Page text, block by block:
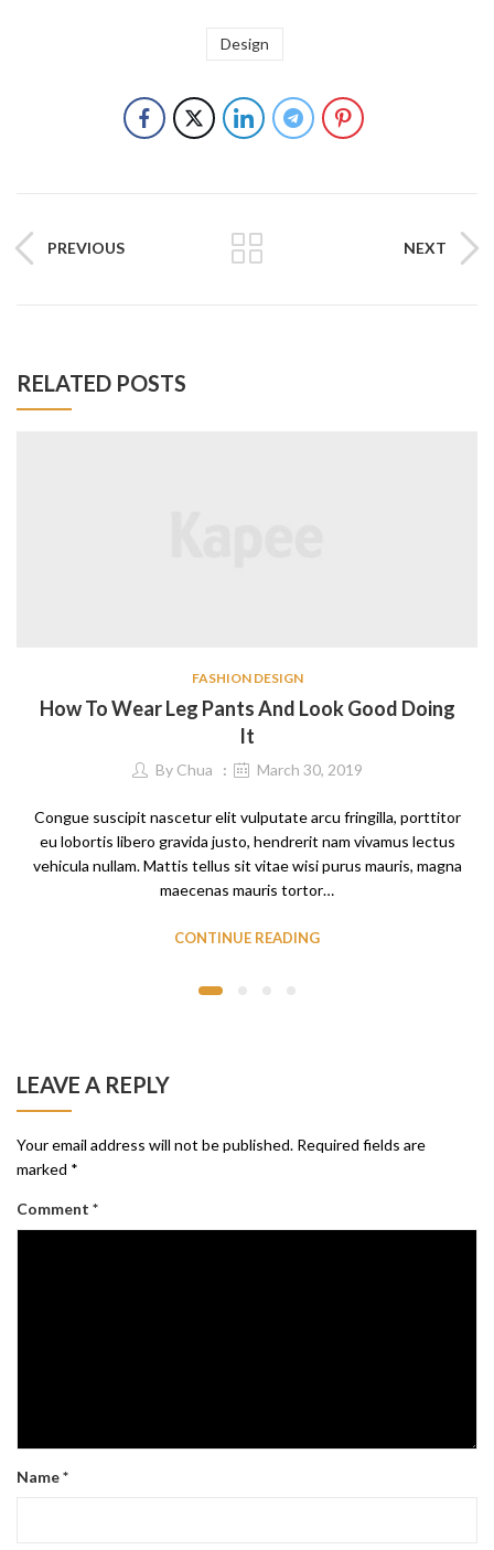
Design
PREVIOUS NEXT
RELATED POSTS
FASHION DESIGN
How To Wear Leg Pants And Look Good Doing
It
By Chua March 30, 2019
Congue suscipit nascetur elit vulputate arcu fringilla, porttitor
eu lobortis libero gravida justo, hendrerit nam vivamus lectus
vehicula nullam. Mattis tellus sit vitae wisi purus mauris, magna
maecenas mauris tortor…
CONTINUE READING
LEAVE A REPLY
Your email address will not be published. Required fields are
marked *
Comment *
Name*